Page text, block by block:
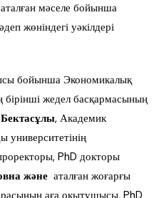
мәселе бойынша
жөніндегі уәкілдері
бойынша Экономикалық
бірінші жедел басқармасының
, Академик
университетінің
PhD докторы
және аталған жоғарғы